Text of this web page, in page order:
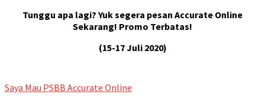
Tunggu apa lagi? Yuk segera pesan Accurate Online
Sekarang! Promo Terbatas!
(15-17 Juli 2020)
Saya Mau PSBB Accurate Online